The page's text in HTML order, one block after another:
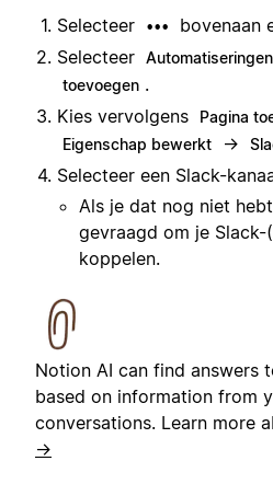
Selecteer
•••
bovenaan
Selecteer Automatiseringen
toevoegen .
Kies vervolgens
Pagina
Eigenschap bewerkt →
Selecteer een Slack-
Als je dat nog niet
gevraagd om je
koppelen.
Notion AI can find answers
based on information from
conversations. Learn more
→